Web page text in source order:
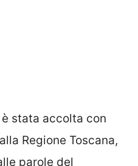
stata accolta con
Regione Toscana,
parole del